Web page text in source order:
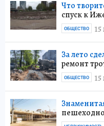
Что
спуск к
ОБЩЕСТВО
За лето
ремонт
ОБЩЕСТВО